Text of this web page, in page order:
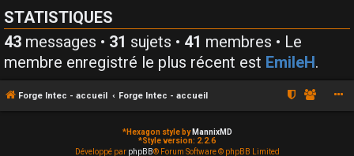
STATISTIQUES
43 messages • 31 sujets • 41 membres • Le
membre enregistré le plus récent est EmileH.
Forge Intec - accueil Forge Intec - accueil
*Hexagon style by MannixMD
*Style version: 2.2.6
Développé par phpBB® Forum Software © phpBB Limited